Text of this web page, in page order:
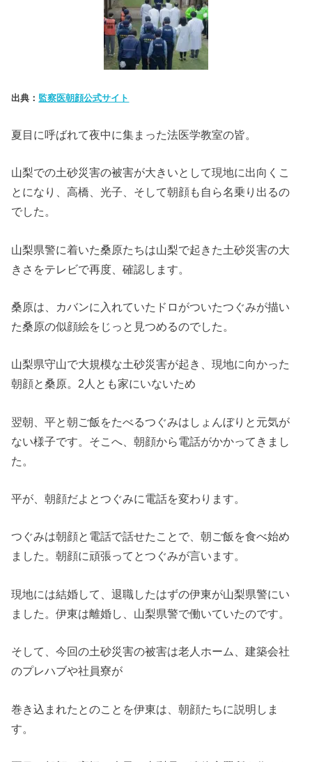
出典： 監察医朝顔公式サイト
夏目に呼ばれて夜中に集まった法医学教室の皆。
山梨での土砂災害の被害が大きいとして現地に出向くこ
とになり、高橋、光子、そして朝顔も自ら名乗り出るの
でした。
山梨県警に着いた桑原たちは山梨で起きた土砂災害の大
きさをテレビで再度、確認します。
桑原は、カバンに入れていたドロがついたつぐみが描い
た桑原の似顔絵をじっと見つめるのでした。
山梨県守山で大規模な土砂災害が起き、現地に向かった
朝顔と桑原。2人とも家にいないため
翌朝、平と朝ご飯をたべるつぐみはしょんぼりと元気が
ない様子です。そこへ、朝顔から電話がかかってきまし
た。
平が、朝顔だよとつぐみに電話を変わります。
つぐみは朝顔と電話で話せたことで、朝ご飯を食べ始め
ました。朝顔に頑張ってとつぐみが言います。
現地には結婚して、退職したはずの伊東が山梨県警にい
ました。伊東は離婚し、山梨県警で働いていたのです。
そして、今回の土砂災害の被害は老人ホーム、建築会社
のプレハブや社員寮が
巻き込まれたとのことを伊東は、朝顔たちに説明しま
す。